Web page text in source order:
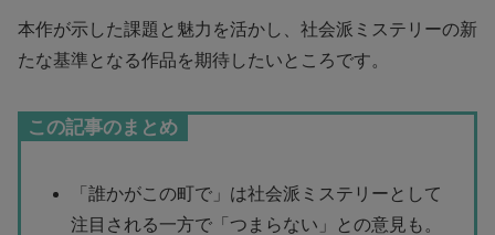
本作が示した課題と魅力を活かし、社会派ミステリーの新
たな基準となる作品を期待したいところです。
この記事のまとめ
「誰かがこの町で」は社会派ミステリーとして
注目される一方で「つまらない」との意見も。